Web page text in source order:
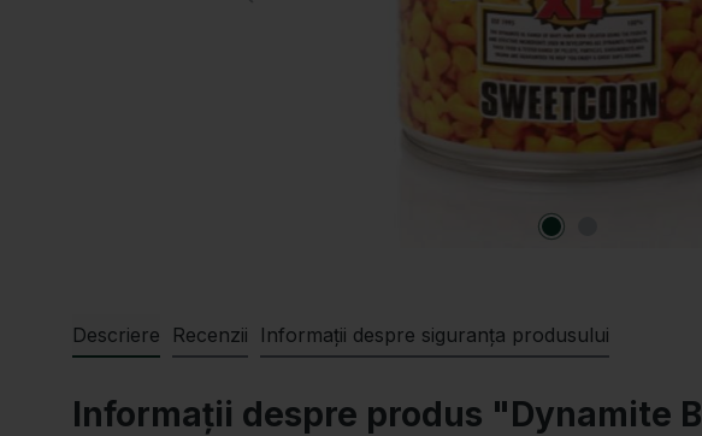
Descriere Recenzii Informații despre siguranța produsului
Informații despre produs "Dynamite